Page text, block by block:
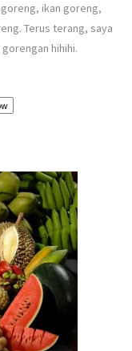
goreng, ikan goreng,
Terus terang, saya
hihihi.